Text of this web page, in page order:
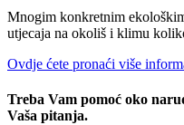
Mnogim konkretnim
utjecaja na okoliš i klimu
Ovdje ćete pronaći više
Treba Vam pomoć oko
Vaša pitanja.